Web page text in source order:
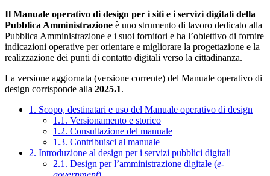
Il Manuale operativo di design per i siti e i servizi digitali della
Pubblica Amministrazione è uno strumento di lavoro dedicato alla
Pubblica Amministrazione e i suoi fornitori e ha l’obiettivo di fornire
indicazioni operative per orientare e migliorare la progettazione e la
realizzazione dei punti di contatto digitali verso la cittadinanza.
La versione aggiornata (versione corrente) del Manuale operativo di
design corrisponde alla 2025.1.
1. Scopo, destinatari e uso del Manuale operativo di design
1.1. Versionamento e storico
1.2. Consultazione del manuale
1.3. Contribuisci al manuale
2. Introduzione al design per i servizi pubblici digitali
2.1. Design per l’amministrazione digitale (e-